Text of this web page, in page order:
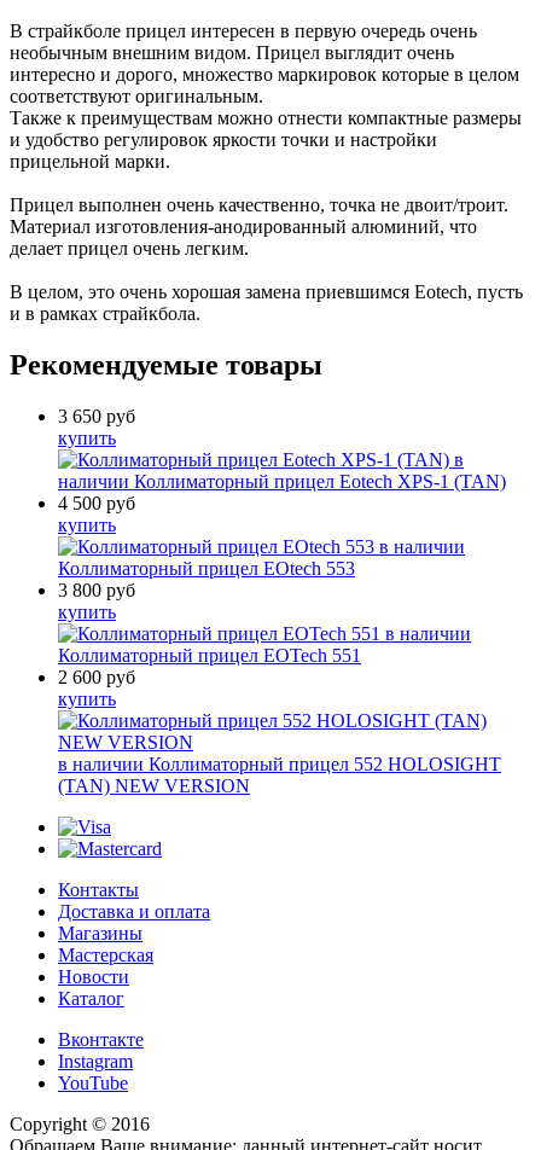
В страйкболе прицел интересен в первую очередь очень
необычным внешним видом. Прицел выглядит очень
интересно и дорого, множество маркировок которые в целом
соответствуют оригинальным.
Также к преимуществам можно отнести компактные размеры
и удобство регулировок яркости точки и настройки
прицельной марки.
Прицел выполнен очень качественно, точка не двоит/троит.
Материал изготовления-анодированный алюминий, что
делает прицел очень легким.
В целом, это очень хорошая замена приевшимся Eotech, пусть
и в рамках страйкбола.
Рекомендуемые товары
3 650 руб
купить
в
наличии Коллиматорный прицел Eotech XPS-1 (TAN)
4 500 руб
купить
в наличии
Коллиматорный прицел EOtech 553
3 800 руб
купить
в наличии
Коллиматорный прицел EOTech 551
2 600 руб
купить
в наличии Коллиматорный прицел 552 HOLOSIGHT
(TAN) NEW VERSION
Контакты
Доставка и оплата
Магазины
Мастерская
Новости
Каталог
Вконтакте
Instagram
YouTube
Copyright © 2016
Обращаем Ваше внимание: данный интернет-сайт носит